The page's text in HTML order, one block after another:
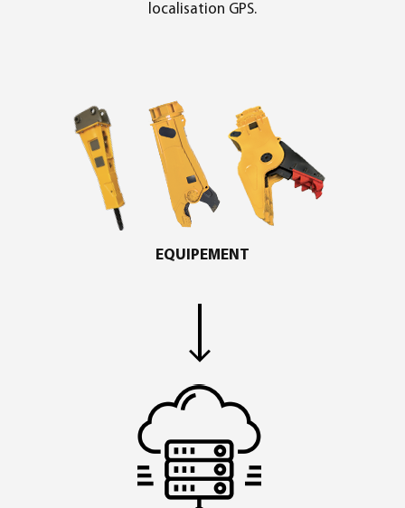
localisation GPS.
EQUIPEMENT